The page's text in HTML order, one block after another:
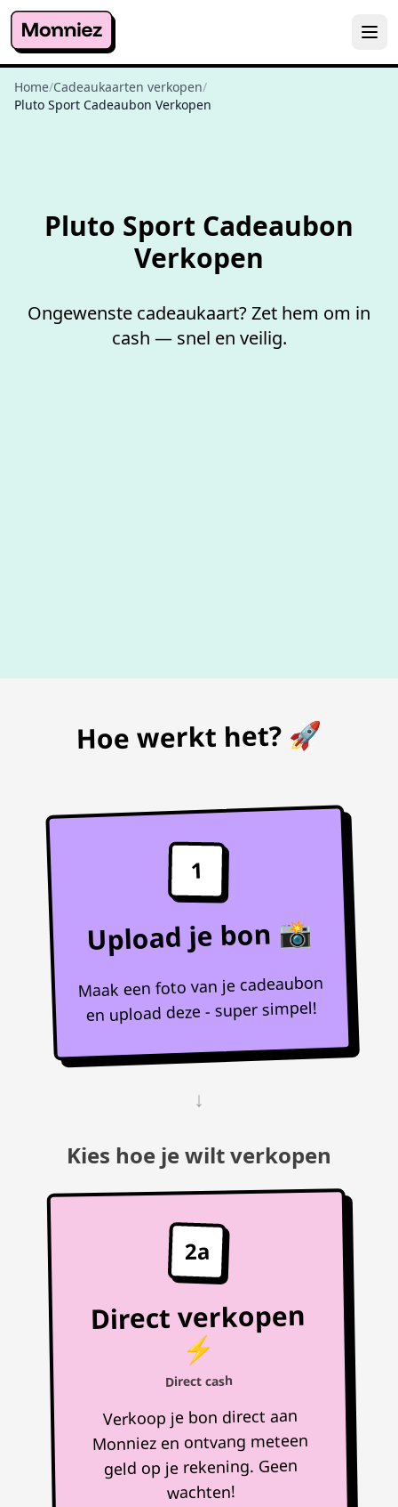
Home/Cadeaukaarten verkopen/
Pluto Sport Cadeaubon Verkopen
Pluto Sport Cadeaubon
Verkopen
Ongewenste cadeaukaart? Zet hem om in
cash — snel en veilig.
Hoe werkt het? 🚀
1
Upload je bon 📸
Maak een foto van je cadeaubon
en upload deze - super simpel!
↓
Kies hoe je wilt verkopen
2a
Direct verkopen
⚡
Direct cash
Verkoop je bon direct aan
Monniez en ontvang meteen
geld op je rekening. Geen
wachten!